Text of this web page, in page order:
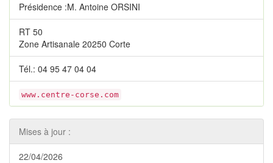
Présidence :M. Antoine ORSINI
RT 50
Zone Artisanale 20250 Corte
Tél.: 04 95 47 04 04
www.centre-corse.com
Mises à jour :
22/04/2026